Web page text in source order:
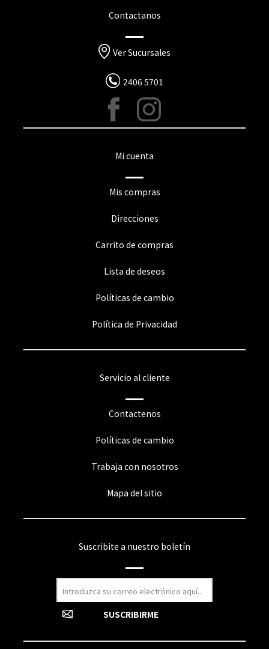
Contactanos
Ver Sucursales
2406 5701
Mi cuenta
Mis compras
Direcciones
Carrito de compras
Lista de deseos
Políticas de cambio
Política de Privacidad
Servicio al cliente
Contactenos
Políticas de cambio
Trabaja con nosotros
Mapa del sitio
Suscribite a nuestro boletín